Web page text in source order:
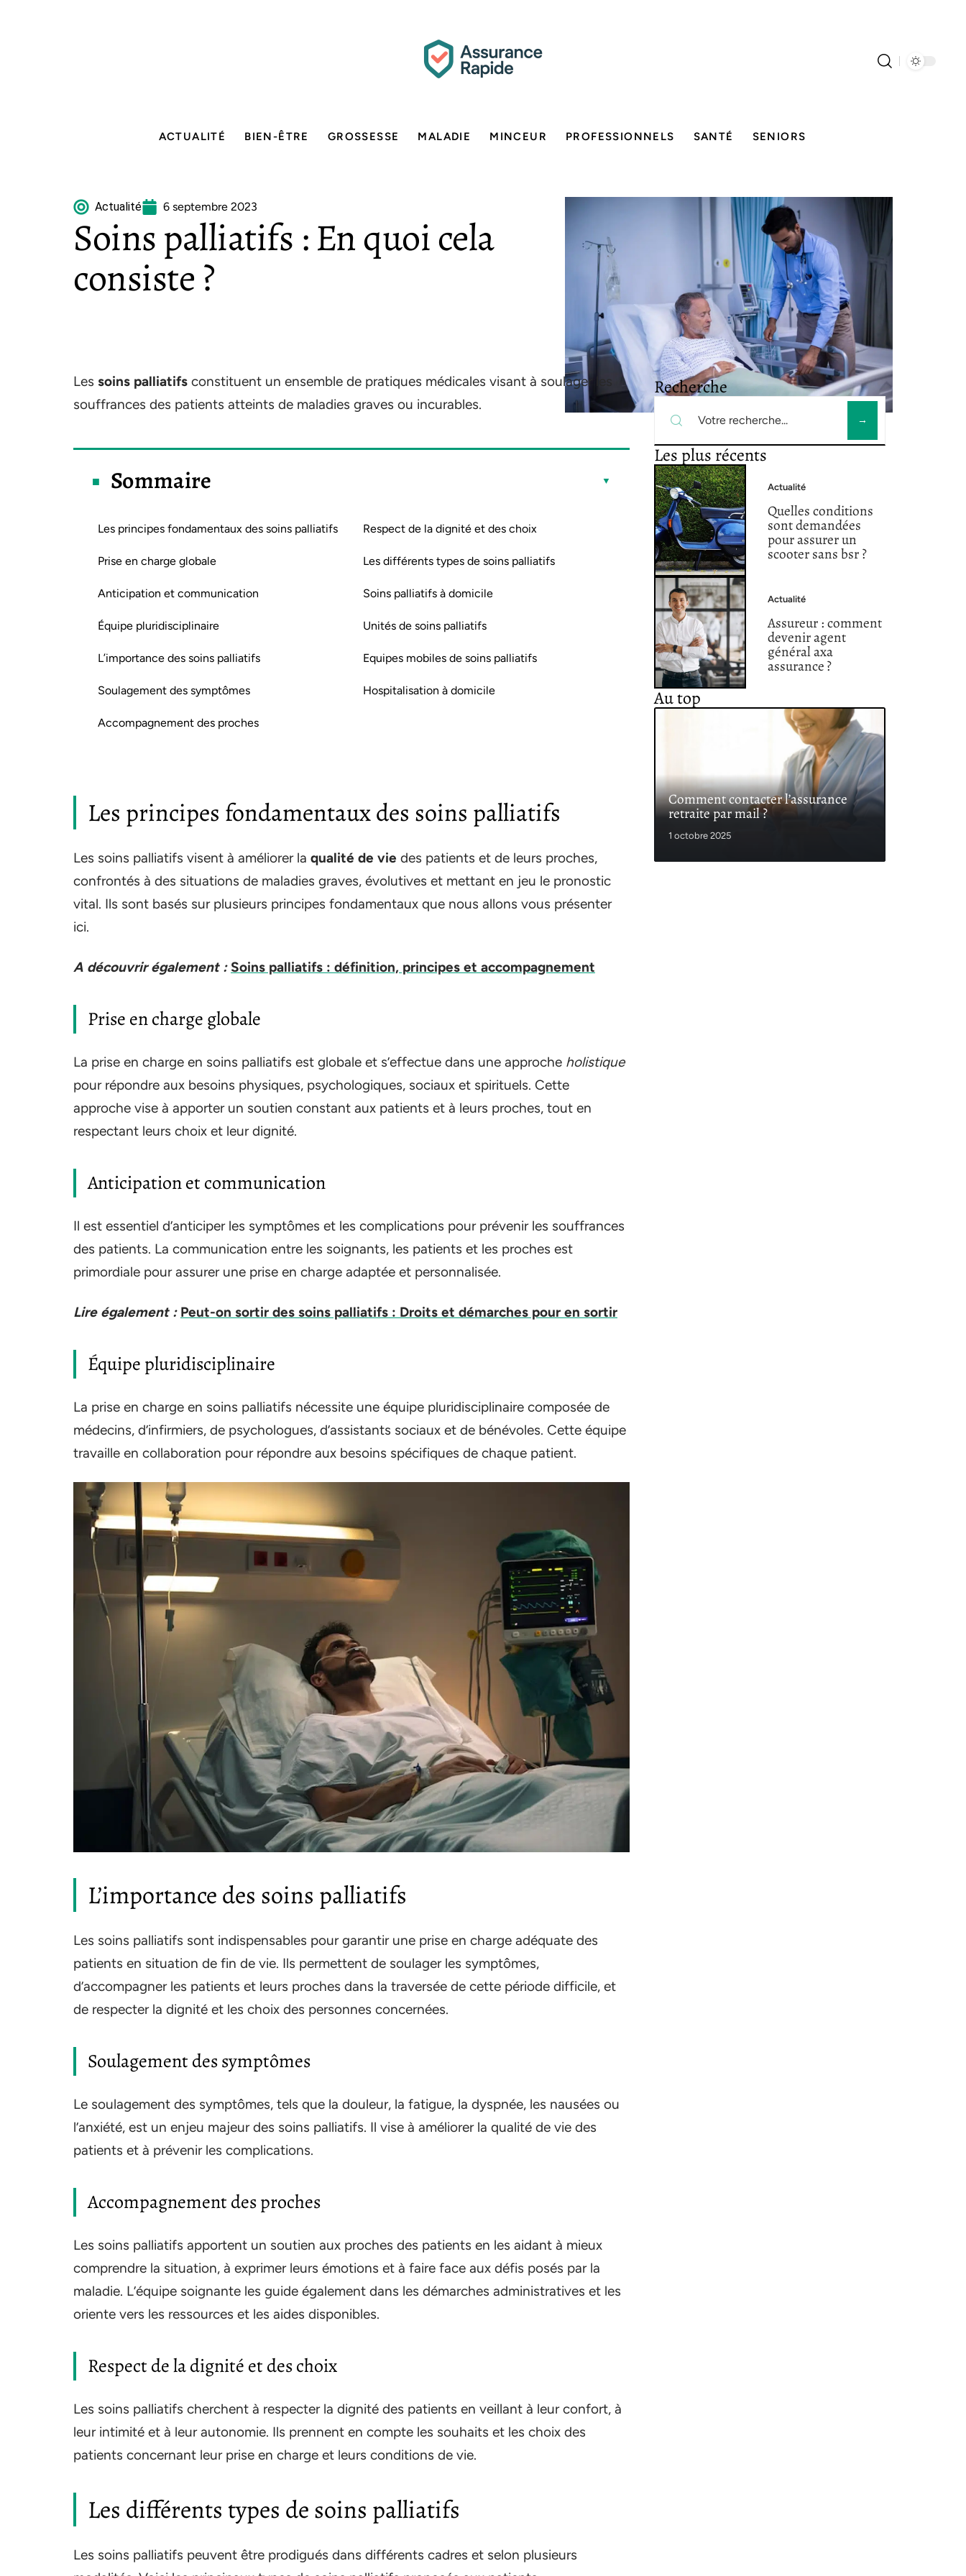
ACTUALITÉ BIEN-ÊTRE GROSSESSE MALADIE MINCEUR PROFESSIONNELS SANTÉ SENIORS
Actualité 6 septembre 2023
Soins palliatifs : En quoi cela
consiste ?
Les soins palliatifs constituent un ensemble de pratiques médicales visant à soulager les
souffrances des patients atteints de maladies graves ou incurables.
Sommaire
Les principes fondamentaux des soins palliatifs
Prise en charge globale
Anticipation et communication
Équipe pluridisciplinaire
L’importance des soins palliatifs
Soulagement des symptômes
Accompagnement des proches
Respect de la dignité et des choix
Les différents types de soins palliatifs
Soins palliatifs à domicile
Unités de soins palliatifs
Equipes mobiles de soins palliatifs
Hospitalisation à domicile
Les principes fondamentaux des soins palliatifs
Les soins palliatifs visent à améliorer la qualité de vie des patients et de leurs proches,
confrontés à des situations de maladies graves, évolutives et mettant en jeu le pronostic
vital. Ils sont basés sur plusieurs principes fondamentaux que nous allons vous présenter
ici.
A découvrir également : Soins palliatifs : définition, principes et accompagnement
Prise en charge globale
La prise en charge en soins palliatifs est globale et s’effectue dans une approche holistique
pour répondre aux besoins physiques, psychologiques, sociaux et spirituels. Cette
approche vise à apporter un soutien constant aux patients et à leurs proches, tout en
respectant leurs choix et leur dignité.
Anticipation et communication
Il est essentiel d’anticiper les symptômes et les complications pour prévenir les souffrances
des patients. La communication entre les soignants, les patients et les proches est
primordiale pour assurer une prise en charge adaptée et personnalisée.
Lire également : Peut-on sortir des soins palliatifs : Droits et démarches pour en sortir
Équipe pluridisciplinaire
La prise en charge en soins palliatifs nécessite une équipe pluridisciplinaire composée de
médecins, d’infirmiers, de psychologues, d’assistants sociaux et de bénévoles. Cette équipe
travaille en collaboration pour répondre aux besoins spécifiques de chaque patient.
L’importance des soins palliatifs
Les soins palliatifs sont indispensables pour garantir une prise en charge adéquate des
patients en situation de fin de vie. Ils permettent de soulager les symptômes,
d’accompagner les patients et leurs proches dans la traversée de cette période difficile, et
de respecter la dignité et les choix des personnes concernées.
Soulagement des symptômes
Le soulagement des symptômes, tels que la douleur, la fatigue, la dyspnée, les nausées ou
l’anxiété, est un enjeu majeur des soins palliatifs. Il vise à améliorer la qualité de vie des
patients et à prévenir les complications.
Accompagnement des proches
Les soins palliatifs apportent un soutien aux proches des patients en les aidant à mieux
comprendre la situation, à exprimer leurs émotions et à faire face aux défis posés par la
maladie. L’équipe soignante les guide également dans les démarches administratives et les
oriente vers les ressources et les aides disponibles.
Respect de la dignité et des choix
Les soins palliatifs cherchent à respecter la dignité des patients en veillant à leur confort, à
leur intimité et à leur autonomie. Ils prennent en compte les souhaits et les choix des
patients concernant leur prise en charge et leurs conditions de vie.
Les différents types de soins palliatifs
Les soins palliatifs peuvent être prodigués dans différents cadres et selon plusieurs
Recherche
Les plus récents
Actualité
Quelles conditions
sont demandées
pour assurer un
scooter sans bsr ?
Actualité
Assureur : comment
devenir agent
général axa
assurance ?
Au top
Comment contacter l’assurance
retraite par mail ?
1 octobre 2025